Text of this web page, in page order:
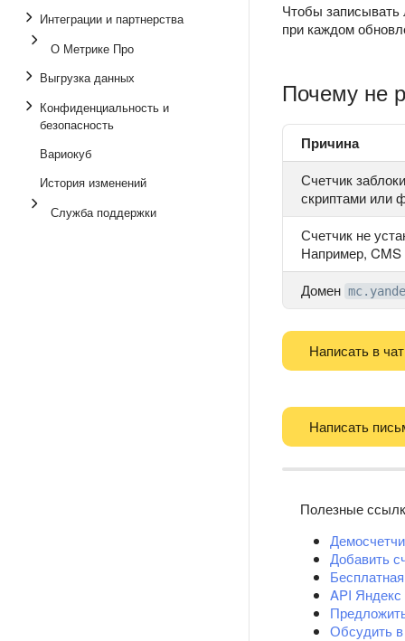
Интеграции и партнерства
О Метрике Про
Выгрузка данных
Конфиденциальность и
безопасность
Вариокуб
История изменений
Служба поддержки
Чтобы
при каждом
Почему не
Причина
Счетчик
скриптами или
Счетчик не
Например, CMS
Домен
Написать в чат
Написать
Полезные
Добавить
API
Обсудить